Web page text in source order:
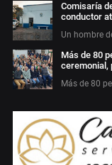
Comisaría
conductor
Un hombre
Más de 80
ceremonial,
Más de 80